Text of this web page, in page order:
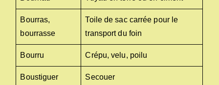
Bourras,
bourrasse
Toile de sac carrée pour le
transport du foin
Bourru Crépu, velu, poilu
Boustiguer Secouer